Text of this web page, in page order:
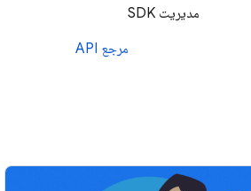
مدیریت SDK
مرجع API